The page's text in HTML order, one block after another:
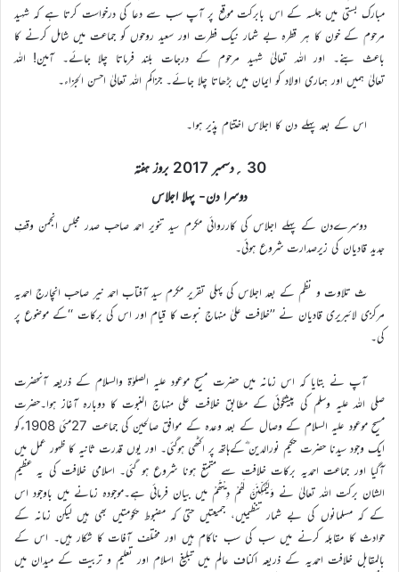
مبارک بستی میں جلسہ کے اس بابرکت موقع پر آپ سب سے دعا کی درخواست کرتا ہے کہ شہید
مرحوم کے خون کا ہر قطرہ بے شمار نیک فطرت اور سعید روحوں کو جماعت میں شامل کرنے کا
باعث بنے۔ اور اللہ تعالیٰ شہید مرحوم کے درجات بلند فرماتا چلا جائے۔ آمین! اللہ
تعالیٰ ہمیں اور ہماری اولاد کو ایمان میں بڑھاتا چلا جائے۔ جزاکم اللہ تعالیٰ احسن الجزاء۔
اس کے بعد پہلے دن کا اجلاس اختتام پذیر ہوا۔
30 ؍دسمبر 2017 بروز ہفتہ
دوسرا دن- پہلا اجلاس
دوسرےدن کے پہلے اجلاس کی کارروائی مکرم سید تنویر احمد صاحب صدر مجلس انجمن وقفِ
جدید قادیان کی زیرصدارت شروع ہوئی۔
ث تلاوت و نظم کے بعد اجلاس کی پہلی تقریر مکرم سید آفتاب احمد نیر صاحب انچارج احمدیہ
مرکزی لائبریری قادیان نے ’’خلافت علیٰ منہاج نبوت کا قیام اور اس کی برکات ‘‘کے موضوع پر
کی۔
آپ نے بتایا کہ اس زمانہ میں حضرت مسیح موعود علیہ الصلوٰۃ والسلام کے ذریعہ آنحضرت
صلی اللہ علیہ وسلم کی پیشگوئی کے مطابق خلافت علی منہاج النبوت کا دوبارہ آغاز ہوا۔حضرت
مسیح موعود علیہ السلام کے وصال کے بعد وعدہ کے موافق صالحین کی جماعت 27مئی 1908ءکو
ایک وجود سیدنا حضرت حکیم نورالدین ؓکےہاتھ پر اکٹھی ہوگئی۔ اور یوں قدرت ثانیہ کا ظہور عمل میں
آگیا اور جماعت احمدیہ برکات خلافت سے متمتع ہونا شروع ہو گئی۔ اسلامی خلافت کی یہ عظیم
الشان برکت اللہ تعالیٰ نے وَلَیُمَکِّنَنَّ لَھُمْ دِیْنَھُمْ میں بیان فرمائی ہے۔موجودہ زمانے میں باوجود اس
کے کہ مسلمانوں کی بے شمار تنظیمیں، جمیعتیں حتیٰ کہ مضبوط حکومتیں بھی ہیں لیکن زمانہ کے
حوادث کا مقابلہ کرنے میں سب کی سب ناکام ہیں اور مختلف آفات کا شکار ہیں۔ اس کے
بالمقابل خلافت احمدیہ کے ذریعہ اکناف عالم میں تبلیغ اسلام اور تعلیم و تربیت کے میدان میں